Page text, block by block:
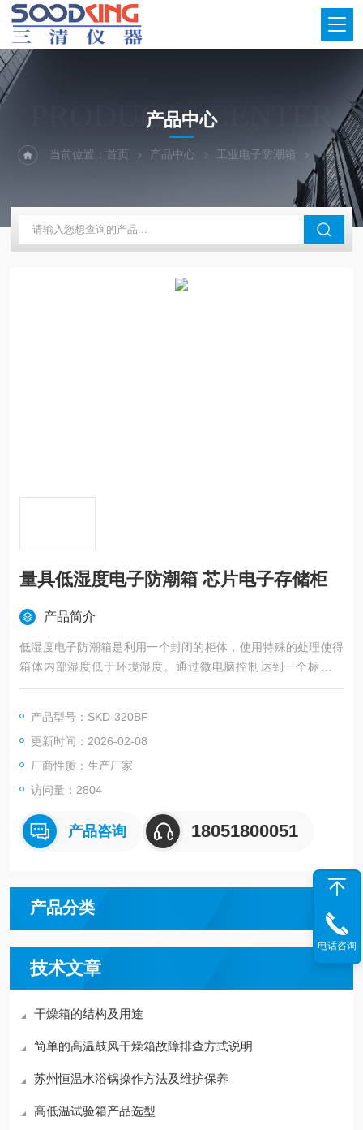
PRODUCTS CENTER
产品中心
当前位置：首页 产品中心 工业电子防潮箱 低湿度
量具低湿度电子防潮箱 芯片电子存储柜
产品简介
低湿度电子防潮箱是利用一个封闭的柜体，使用特殊的处理使得
箱体内部湿度低于环境湿度。通过微电脑控制达到一个标准值
（可自由选择，设置），使存放在箱体内的物料存放于一个干燥
产品型号：SKD-320BF
更新时间：2026-02-08
厂商性质：生产厂家
访问量：2804
产品咨询 18051800051
产品分类
技术文章
干燥箱的结构及用途
简单的高温鼓风干燥箱故障排查方式说明
苏州恒温水浴锅操作方法及维护保养
高低温试验箱产品选型
电话咨询